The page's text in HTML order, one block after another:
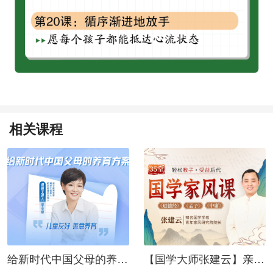
相关课程
给新时代中国父母的养育方案 【国学大师张建云】亲授：35堂国学家风课，轻松教子